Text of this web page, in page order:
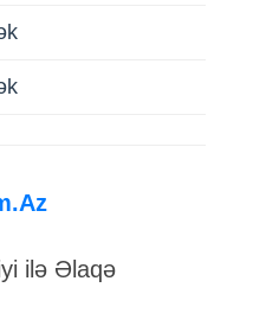
ilə Əlaqə